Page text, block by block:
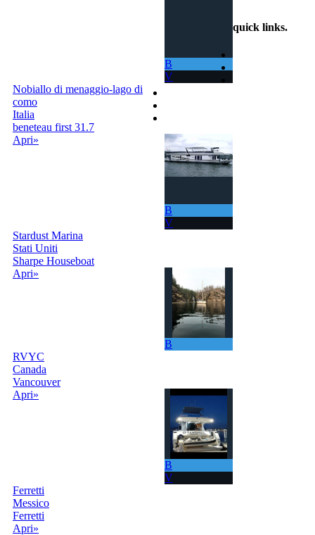
B
V
Nobiallo di menaggio-lago di
como
Italia
beneteau first 31.7
Apri»
B
V
Stardust Marina
Stati Uniti
Sharpe Houseboat
Apri»
B
RVYC
Canada
Vancouver
Apri»
B
V
Ferretti
Messico
Ferretti
Apri»
quick links.